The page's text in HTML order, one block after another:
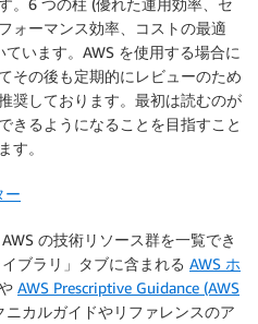
。6 つの柱 (優れた運用効率、セ
ォーマンス効率、コストの最適
います。AWS を使用する場合に
その後も定期的にレビューのため
奨しております。最初は読むのが
きるようになることを目指すこと
す。
ー
の技術リソース群を一覧でき
ブラリ」タブに含まれる AWS ホ
AWS Prescriptive Guidance (AWS
ニカルガイドやリファレンスのア